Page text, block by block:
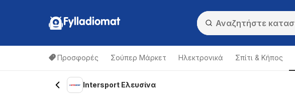
Fylladiomat
Προσφορές Σούπερ Μάρκετ Hλεκτρονικά Σπίτι & Κήπος
Intersport Ελευσίνα